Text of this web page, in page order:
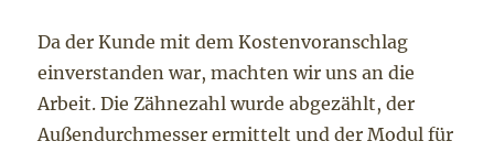
Da der Kunde mit dem Kostenvoranschlag
einverstanden war, machten wir uns an die
Arbeit. Die Zähnezahl wurde abgezählt, der
Außendurchmesser ermittelt und der Modul für